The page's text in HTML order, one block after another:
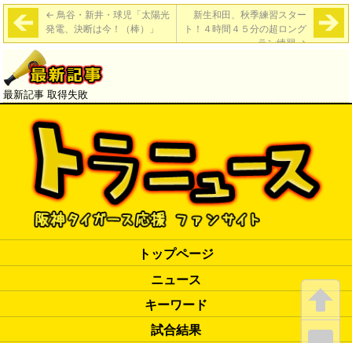
← 鳥谷・新井・球児「太陽光
発電、決断は今！（棒）」
新生和田、秋季練習スター
ト！４時間４５分の超ロング
ラン練習→
最新記事 取得失敗
トップページ
ニュース
キーワード
試合結果